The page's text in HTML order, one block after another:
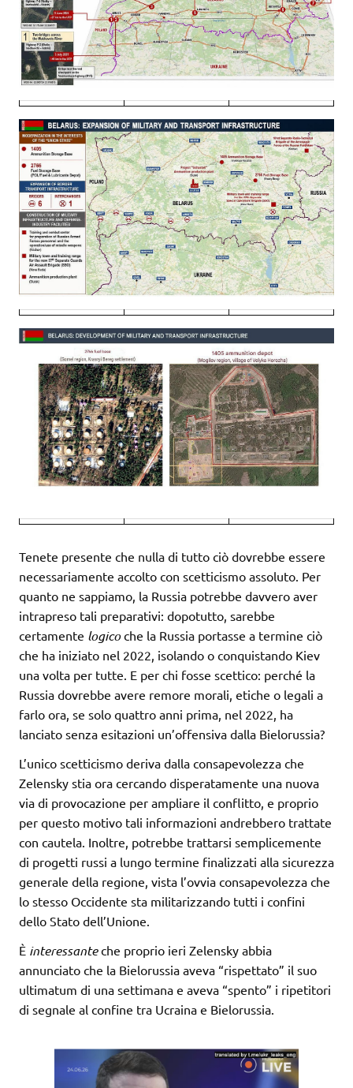
Tenete presente che nulla di tutto ciò dovrebbe essere
necessariamente accolto con scetticismo assoluto. Per
quanto ne sappiamo, la Russia potrebbe davvero aver
intrapreso tali preparativi: dopotutto, sarebbe
certamente logicoche la Russia portasse a termine ciò
che ha iniziato nel 2022, isolando o conquistando Kiev
una volta per tutte. E per chi fosse scettico: perché la
Russia dovrebbe avere remore morali, etiche o legali a
farlo ora, se solo quattro anni prima, nel 2022, ha
lanciato senza esitazioni un’offensiva dalla Bielorussia?
L’unico scetticismo deriva dalla consapevolezza che
Zelensky stia ora cercando disperatamente una nuova
via di provocazione per ampliare il conflitto, e proprio
per questo motivo tali informazioni andrebbero trattate
con cautela. Inoltre, potrebbe trattarsi semplicemente
di progetti russi a lungo termine finalizzati alla sicurezza
generale della regione, vista l’ovvia consapevolezza che
lo stesso Occidente sta militarizzando tutti i confini
dello Stato dell’Unione.
È interessanteche proprio ieri Zelensky abbia
annunciato che la Bielorussia aveva “rispettato” il suo
ultimatum di una settimana e aveva “spento” i ripetitori
di segnale al confine tra Ucraina e Bielorussia.